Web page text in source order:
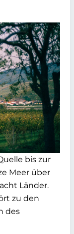
bis zur
Meer über
Länder.
zu den
des